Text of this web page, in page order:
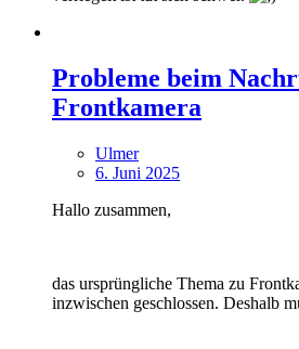
Probleme beim
Frontkamera
Ulmer
6. Juni 2025
Hallo zusammen,
das ursprüngliche Thema zu
inzwischen geschlossen. Deshalb